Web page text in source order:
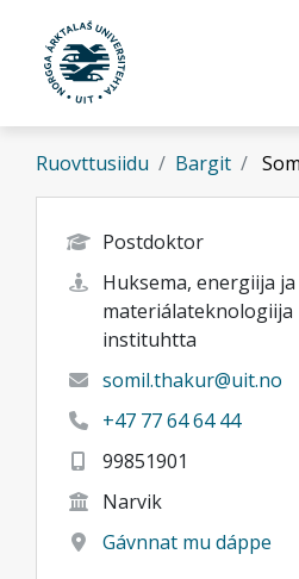
Gå til hovedinnhold
Ruovttusiidu Bargit
Postdoktor
Huksema, energiija ja
materiálateknologiija
instituhtta
somil.thakur@uit.no
+47 77 64 64 44
99851901
Narvik
Gávnnat mu dáppe